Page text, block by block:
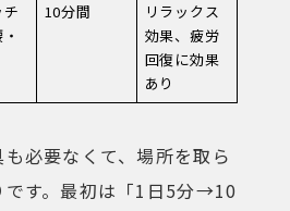
10分間
リラックス
効果、疲労
回復に効果
あり
必要なくて、場所を取ら
です。最初は「1日5分→10